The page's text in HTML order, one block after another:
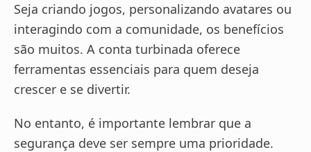
Seja criando jogos, personalizando avatares ou
interagindo com a comunidade, os benefícios
são muitos. A conta turbinada oferece
ferramentas essenciais para quem deseja
crescer e se divertir.
No entanto, é importante lembrar que a
segurança deve ser sempre uma prioridade.